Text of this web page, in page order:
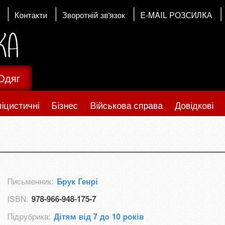
Контакти Зворотній зв'язок E-MAIL РОЗСИЛКА
Бізнес Військова справа Довідкові
Письменник: Брук Генрі
ISBN: 978-966-948-175-7
Підрубрика: Дітям від 7 до 10 років